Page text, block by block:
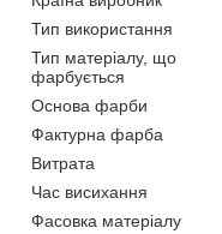
Тип використання
Тип матеріалу, що
фарбується
Основа фарби
Фактурна фарба
Витрата
Час висихання
Фасовка матеріалу